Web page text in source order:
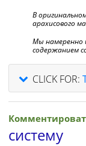
В
арахисового
Мы намеренно
содержанием
CLICK FOR:
систему